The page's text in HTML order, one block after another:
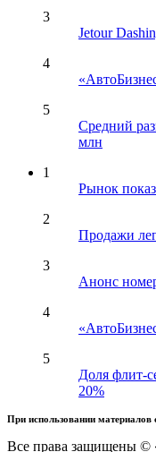
3
Jetour
4
5
Средний
млн
1
Рынок
2
Продажи
3
Анонс
4
5
Доля флит-
20%
При использовании материалов
Все права защищены ©